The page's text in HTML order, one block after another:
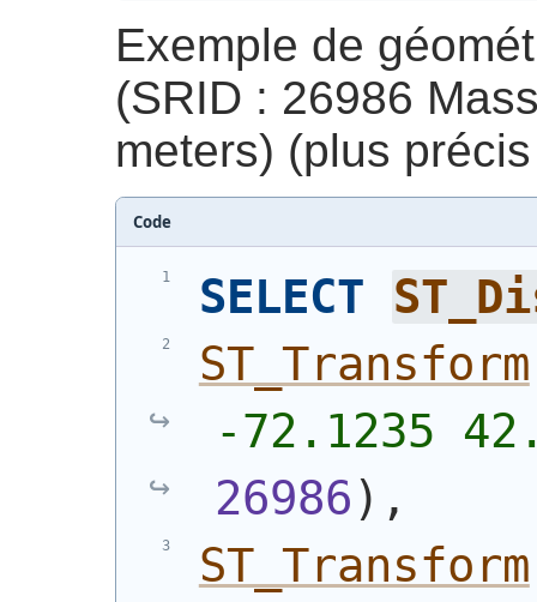
Exemple de
(SRID : 26986
meters) (plus
Code
SELECT
ST_Transform
-72.1235
26986) ,
ST_Transform